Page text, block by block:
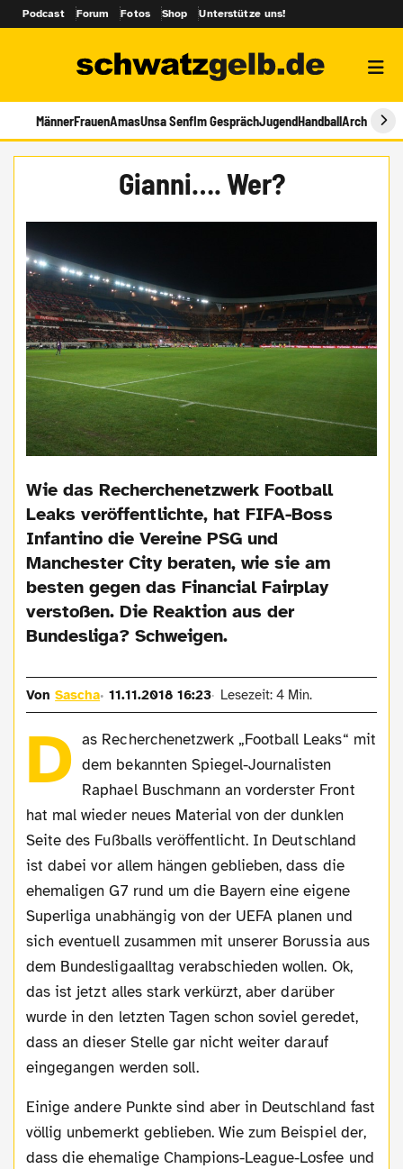
Podcast Forum Fotos Shop Unterstütze uns!
MännerFrauenAmasUnsa SenfIm GesprächJugendHandballArchiv
Gianni…. Wer?
Wie das Recherchenetzwerk Football
Leaks veröffentlichte, hat FIFA-Boss
Infantino die Vereine PSG und
Manchester City beraten, wie sie am
besten gegen das Financial Fairplay
verstoßen. Die Reaktion aus der
Bundesliga? Schweigen.
VonSascha 11.11.2018 16:23 Lesezeit: 4 Min.
D as Recherchenetzwerk „Football Leaks“ mit
dem bekannten Spiegel-Journalisten
Raphael Buschmann an vorderster Front
hat mal wieder neues Material von der dunklen
Seite des Fußballs veröffentlicht. In Deutschland
ist dabei vor allem hängen geblieben, dass die
ehemaligen G7 rund um die Bayern eine eigene
Superliga unabhängig von der UEFA planen und
sich eventuell zusammen mit unserer Borussia aus
dem Bundesligaalltag verabschieden wollen. Ok,
das ist jetzt alles stark verkürzt, aber darüber
wurde in den letzten Tagen schon soviel geredet,
dass an dieser Stelle gar nicht weiter darauf
eingegangen werden soll.
Einige andere Punkte sind aber in Deutschland fast
völlig unbemerkt geblieben. Wie zum Beispiel der,
dass die ehemalige Champions-League-Losfee und